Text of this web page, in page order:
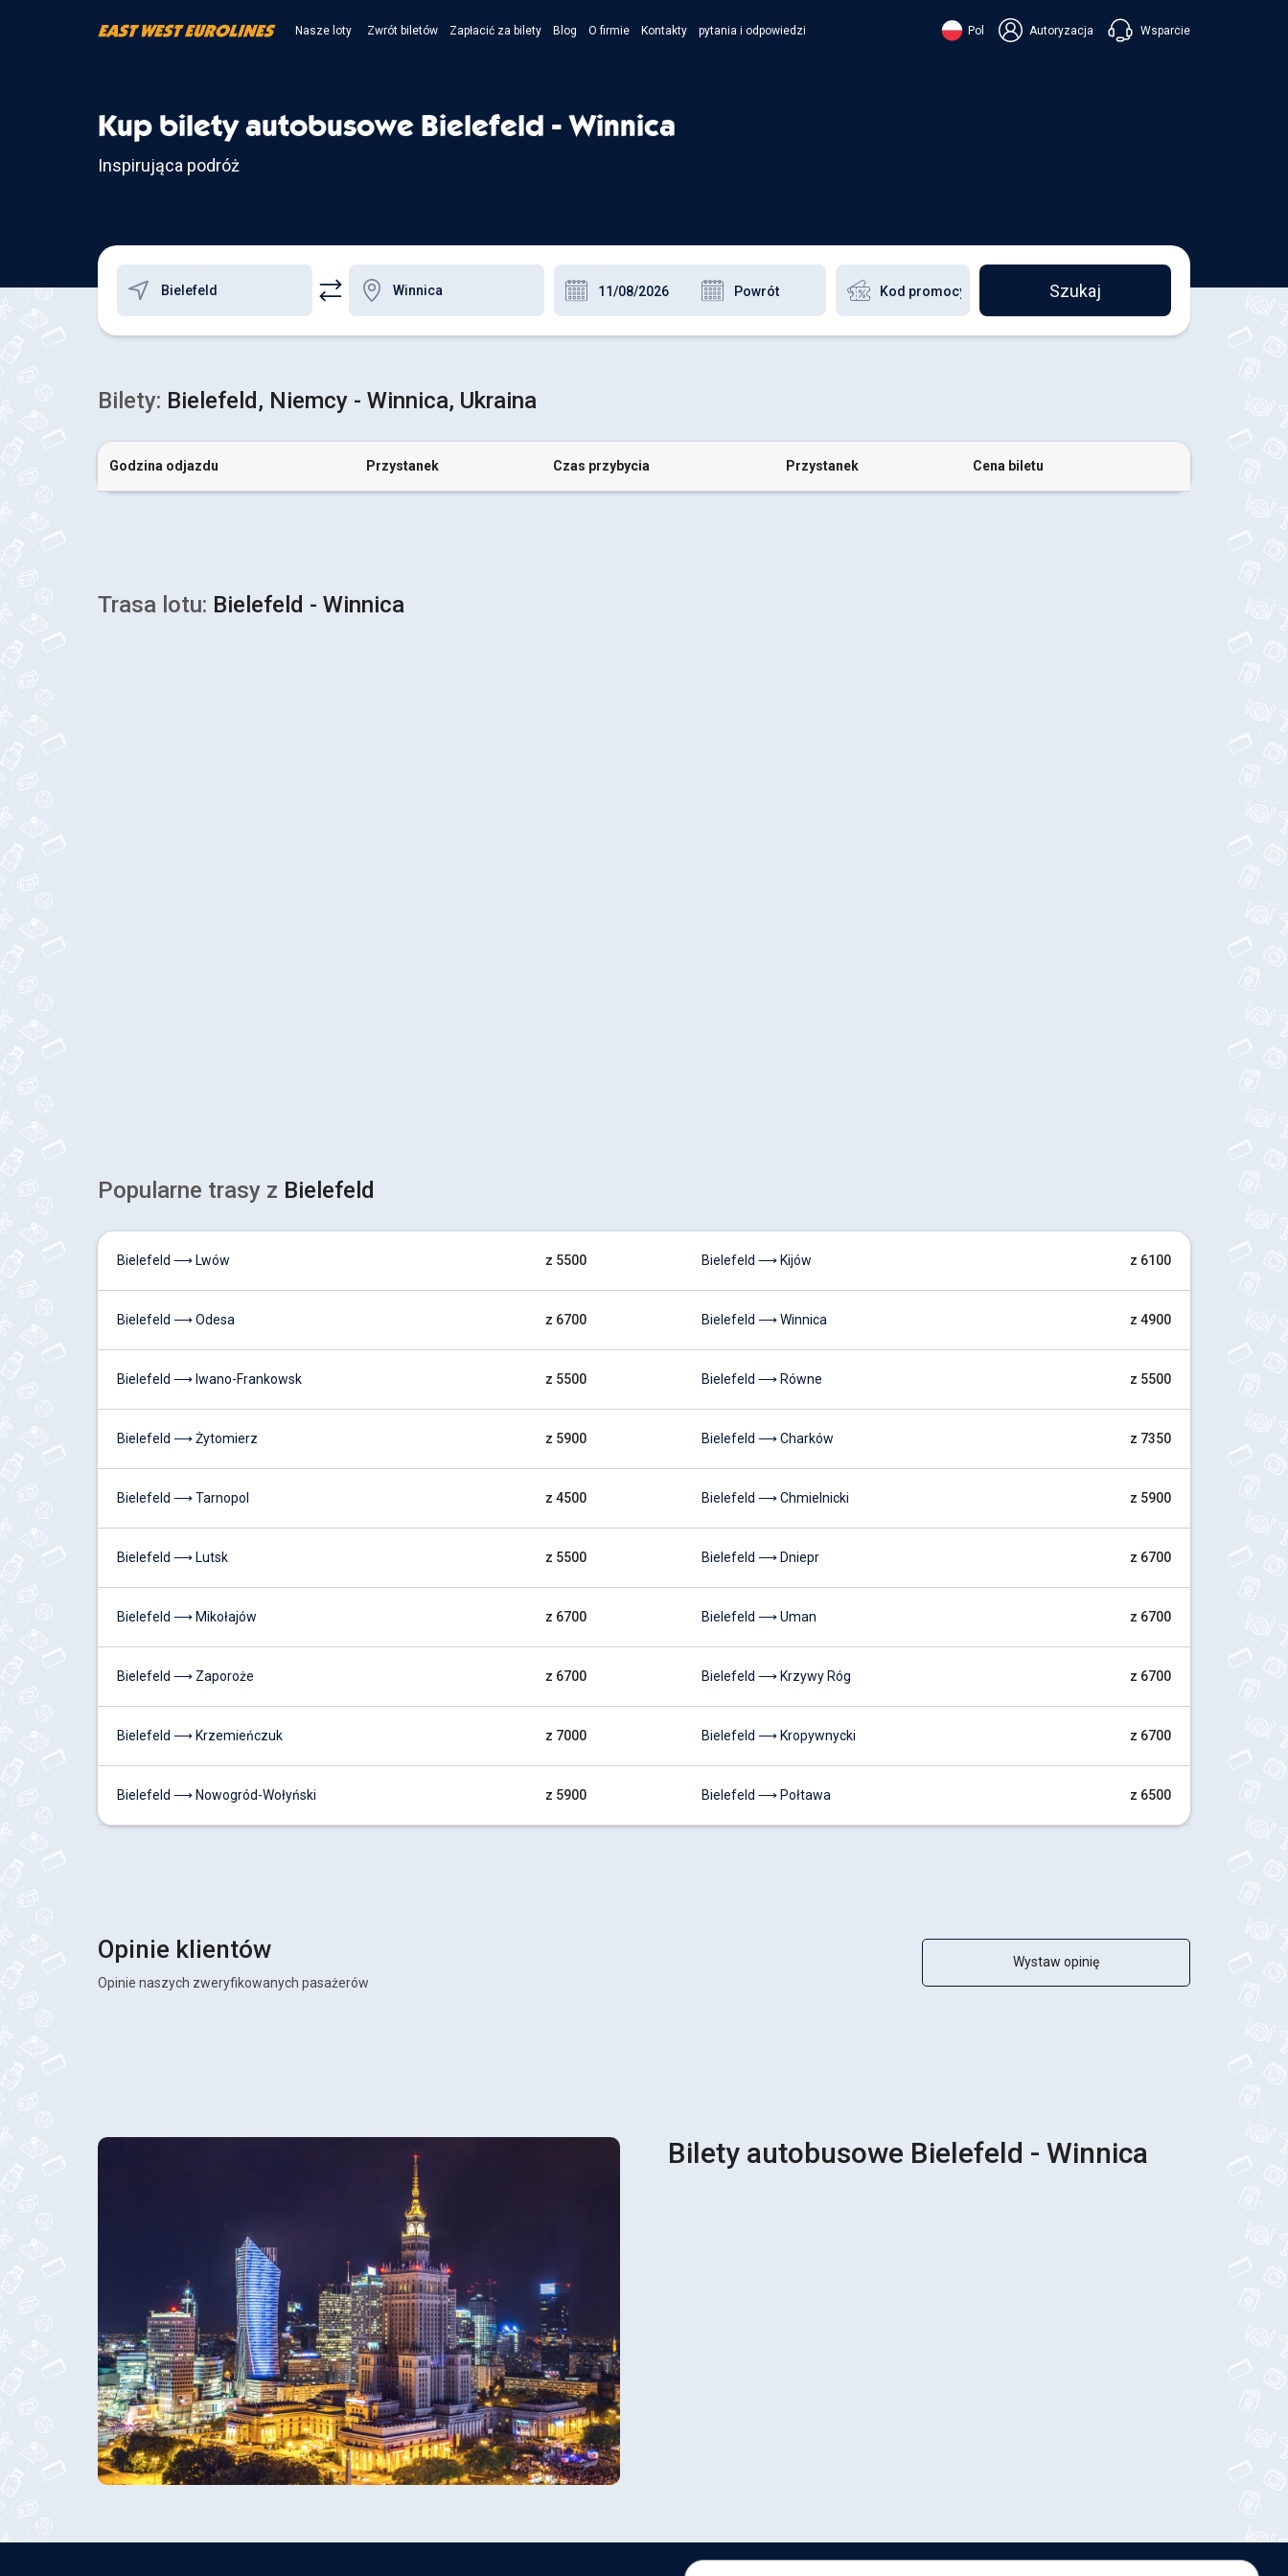
Nasze loty Zwrót biletów Zapłacić za bilety Blog O firmie Kontakty pytania i odpowiedzi Pol Autoryzacja Wsparcie
Czatuj w Messengerze
Kup bilety autobusowe Bielefeld - Winnica
Inspirująca podróż
Szukaj
Bilety: Bielefeld, Niemcy - Winnica, Ukraina
Godzina odjazdu Przystanek Czas przybycia Przystanek Cena biletu
Trasa lotu: Bielefeld - Winnica
Popularne trasy z Bielefeld
Bielefeld ⟶ Lwów z 5500
Bielefeld ⟶ Odesa z 6700
Bielefeld ⟶ Iwano-Frankowsk z 5500
Bielefeld ⟶ Żytomierz z 5900
Bielefeld ⟶ Tarnopol z 4500
Bielefeld ⟶ Lutsk z 5500
Bielefeld ⟶ Mikołajów z 6700
Bielefeld ⟶ Zaporoże z 6700
Bielefeld ⟶ Krzemieńczuk z 7000
Bielefeld ⟶ Nowogród-Wołyński z 5900
Bielefeld ⟶ Kijów z 6100
Bielefeld ⟶ Winnica z 4900
Bielefeld ⟶ Równe z 5500
Bielefeld ⟶ Charków z 7350
Bielefeld ⟶ Chmielnicki z 5900
Bielefeld ⟶ Dniepr z 6700
Bielefeld ⟶ Uman z 6700
Bielefeld ⟶ Krzywy Róg z 6700
Bielefeld ⟶ Kropywnycki z 6700
Bielefeld ⟶ Połtawa z 6500
Opinie klientów
Opinie naszych zweryfikowanych pasażerów
Wystaw opinię
Bilety autobusowe Bielefeld - Winnica